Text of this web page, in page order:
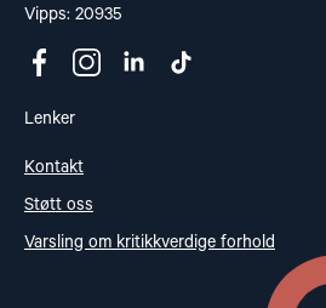
Vipps: 20935
Lenker
Kontakt
Støtt oss
Varsling om kritikkverdige forhold